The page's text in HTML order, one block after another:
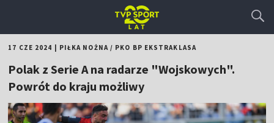
17 CZE 2024 PIŁKA NOŻNA/ PKO BP EKSTRAKLASA
Polak z Serie A na radarze "Wojskowych".
Powrót do kraju możliwy